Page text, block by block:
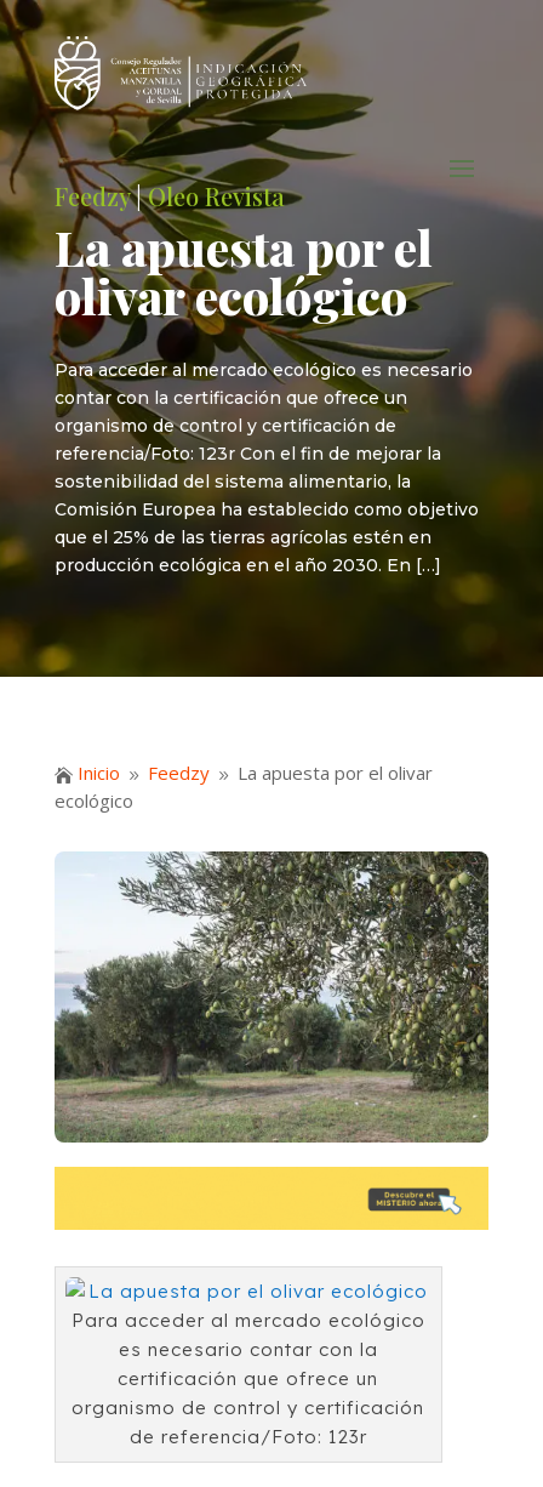
Feedzy|Oleo Revista
La apuesta por el
olivar ecológico
Para acceder al mercado ecológico es necesario
contar con la certificación que ofrece un
organismo de control y certificación de
referencia/Foto: 123r Con el fin de mejorar la
sostenibilidad del sistema alimentario, la
Comisión Europea ha establecido como objetivo
que el 25% de las tierras agrícolas estén en
producción ecológica en el año 2030. En […]
 Inicio 9 Feedzy 9 La apuesta por el olivar
ecológico
Para acceder al mercado ecológico
es necesario contar con la
certificación que ofrece un
organismo de control y certificación
de referencia/Foto: 123r